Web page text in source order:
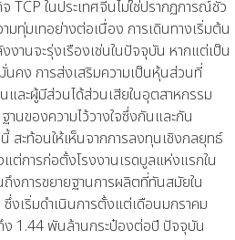
TCP ในประเทศจีนไม่ใช่ปรากฏการณ์ชั่ว
ทุ่มเทอย่างต่อเนื่อง การเดินทางเริ่มต้น
านจะรุ่งเรืองเช่นในปัจจุบัน หากแต่เป็น
คง การส่งเสริมความเป็นหุ้นส่วนที่
ละผู้มีส่วนได้ส่วนเสียในอุตสาหกรรม
นของความไว้วางใจซึ่งกันและกัน
สะท้อนให้เห็นจากการลงทุนเชิงกลยุทธ์
การก่อตั้งโรงงานเรดบูลแห่งแรกใน
งการขยายฐานการผลิตที่ทันสมัยใน
งเริ่มดำเนินการตั้งแต่เดือนมกราคม
1.44 พันล้านกระป๋องต่อปี ปัจจุบัน